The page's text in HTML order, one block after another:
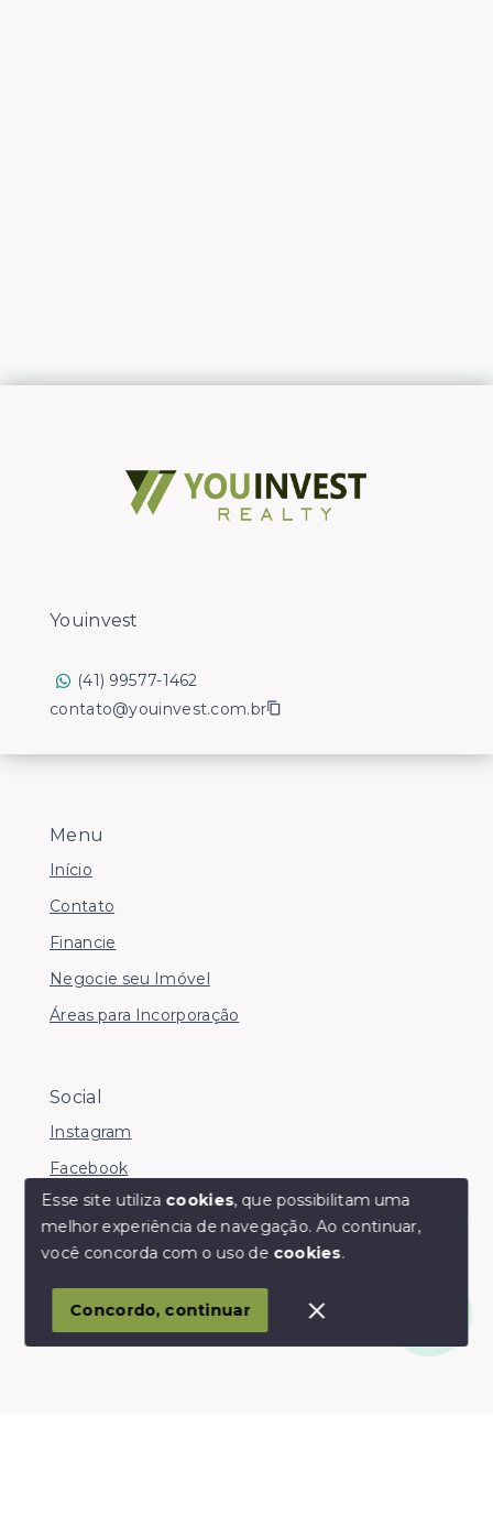
Olá! somos da Linkmob, como podemos ajudar?
Menu
Início
Contato
Financie
Negocie seu Imóvel
Áreas para Incorporação
Social
Instagram
Facebook
© Copyright 2026 - Youinvest - Todos os direitos
SITE PARA IMOBILIARIA
Youinvest
(41) 99577-1462
contato@youinvest.com.br
Esse site utiliza cookies, que possibilitam uma
melhor experiência de navegação.Ao continuar,
você concorda com o uso de cookies.
Concordo, continuar